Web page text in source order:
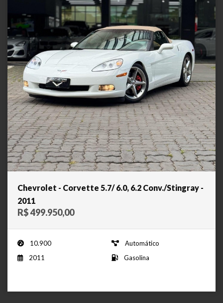
Chevrolet - Corvette 5.7/ 6.0, 6.2 Conv./Stingray -
2011
R$ 499.950,00
10.900
Automático
2011
Gasolina